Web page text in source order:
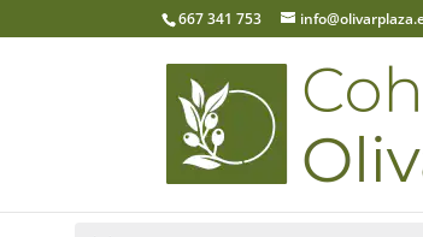
667 341 753